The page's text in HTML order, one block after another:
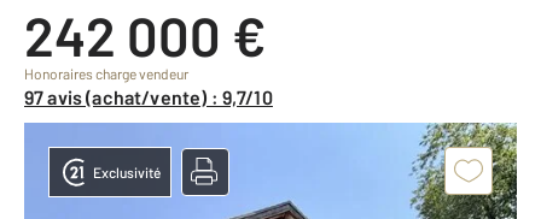
242 000 €
Honoraires charge vendeur
97 avis (achat/vente) : 9,7/10
Exclusivité